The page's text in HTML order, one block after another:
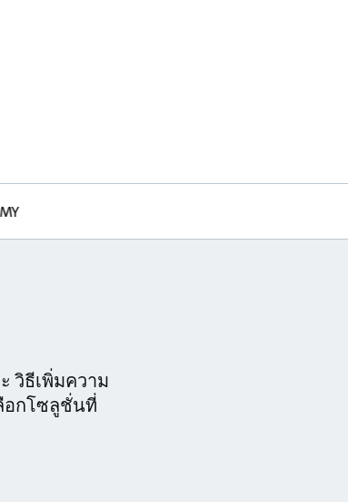
วิธีเพิ่มความ
อกโซลูชั่นที่